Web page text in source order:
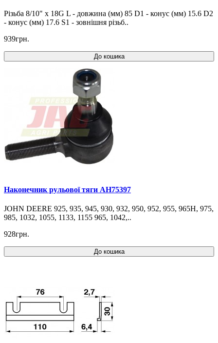
Різьба 8/10" x 18G L - довжина (мм) 85 D1 - конус (мм) 15.6 D2
- конус (мм) 17.6 S1 - зовнішня різьб..
939грн.
До кошика
Наконечник рульової тяги AH75397
JOHN DEERE 925, 935, 945, 930, 932, 950, 952, 955, 965H, 975,
985, 1032, 1055, 1133, 1155 965, 1042,..
928грн.
До кошика